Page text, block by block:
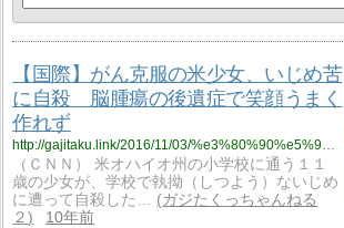
【国際】がん克服の米少女、いじめ苦
に自殺 脳腫瘍の後遺症で笑顔うまく
作れず
http://gajitaku.link/2016/11/03/%e3%80%90%e5%9b%bd%e9%9a%9b%e3%80%91%e3%81%8c%e3%82%93%e5%85%8b%e6%9c%8d%e3%81%ae%e7%b1%b3%e5%b0%91%e5%a5%b3%e3%80%81%e3%81%84%e3%81%98%e3%82%81%e8%8b%a6%e3%81%ab%e8%87%aa%e6%ae%ba%e3%80%80%e8%84%b3/
（ＣＮＮ） 米オハイオ州の小学校に通う１１
歳の少女が、学校で執拗（しつよう）ないじめ
に遭って自殺した…
ガジたくっちゃんねる
２
10年前